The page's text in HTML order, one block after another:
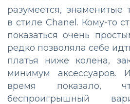
разумеется, знаменитые
в стиле Chanel. Кому-то
показаться очень
редко позволяла себе
платья ниже колена,
минимум
время показало,
беспроигрышный